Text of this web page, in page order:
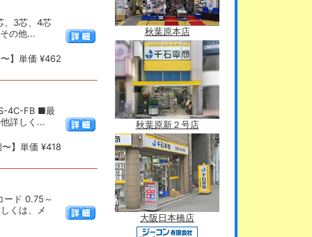
、3芯、4芯
の他...
】単価 ¥462
4C-FB ■最
詳しく...
〜】単価 ¥418
ド 0.75～
くは、メ
秋葉原本店
秋葉原新２号店
大阪日本橋店